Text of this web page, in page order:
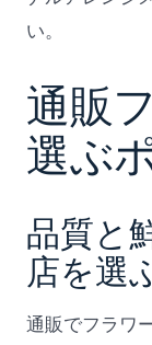
い。
通販
選ぶ
品質と
店を選
通販でフラワ